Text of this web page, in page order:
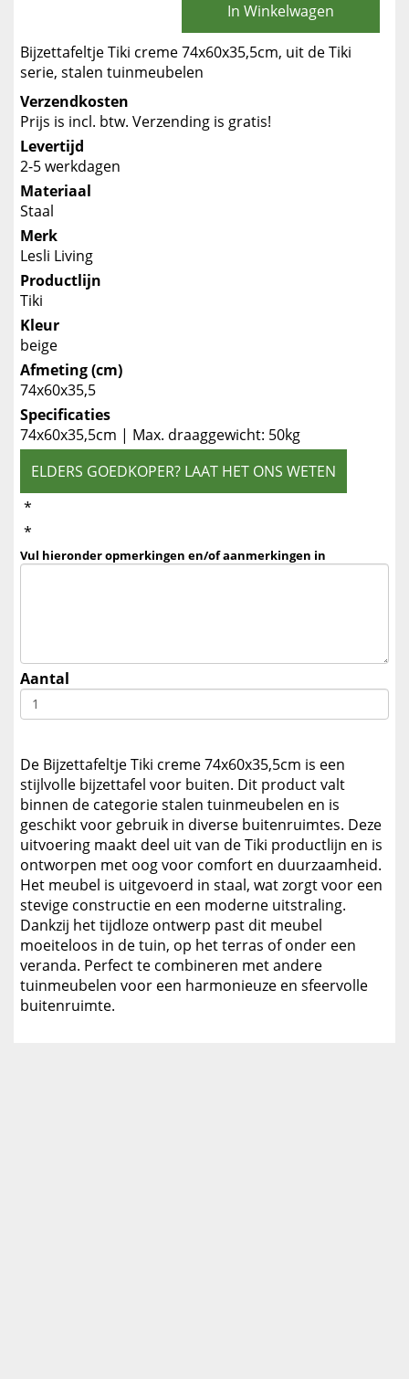
In Winkelwagen
Bijzettafeltje Tiki creme 74x60x35,5cm, uit de Tiki
serie, stalen tuinmeubelen
Verzendkosten
Prijs is incl. btw. Verzending is gratis!
Levertijd
2-5 werkdagen
Materiaal
Staal
Merk
Lesli Living
Productlijn
Tiki
Kleur
beige
Afmeting (cm)
74x60x35,5
Specificaties
74x60x35,5cm | Max. draaggewicht: 50kg
ELDERS GOEDKOPER? LAAT HET ONS WETEN
*
*
Vul hieronder opmerkingen en/of aanmerkingen in
Aantal
De Bijzettafeltje Tiki creme 74x60x35,5cm is een
stijlvolle bijzettafel voor buiten. Dit product valt
binnen de categorie stalen tuinmeubelen en is
geschikt voor gebruik in diverse buitenruimtes. Deze
uitvoering maakt deel uit van de Tiki productlijn en is
ontworpen met oog voor comfort en duurzaamheid.
Het meubel is uitgevoerd in staal, wat zorgt voor een
stevige constructie en een moderne uitstraling.
Dankzij het tijdloze ontwerp past dit meubel
moeiteloos in de tuin, op het terras of onder een
veranda. Perfect te combineren met andere
tuinmeubelen voor een harmonieuze en sfeervolle
buitenruimte.